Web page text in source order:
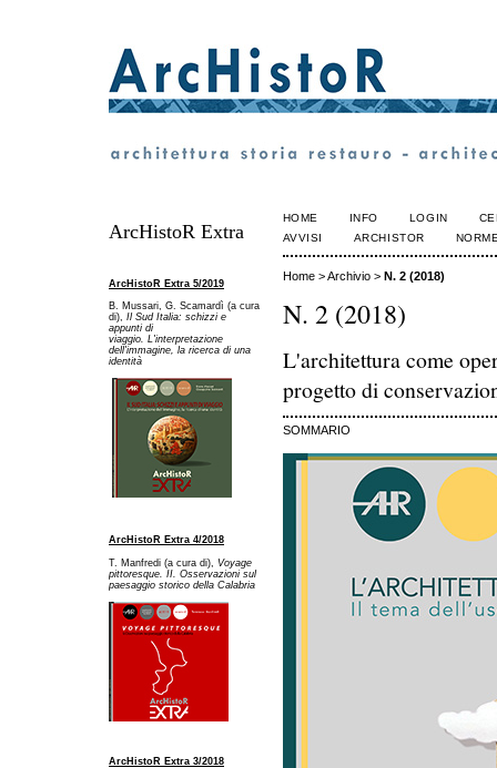
ArcHistoR Extra
ArcHistoR Extra 5/2019
B. Mussari, G. Scamardì (a cura
di), Il Sud Italia: schizzi e
appunti di
viaggio. L'interpretazione
dell'immagine, la ricerca di una
identità
ArcHistoR Extra 4/2018
T. Manfredi (a cura di), Voyage
pittoresque. II. Osservazioni sul
paesaggio storico della Calabria
ArcHistoR Extra 3/2018
HOME INFO LOGIN
AVVISI
ARCHISTOR
Home>Archivio> N. 2 (2018)
N. 2 (2018)
L'architettura come
progetto di
SOMMARIO